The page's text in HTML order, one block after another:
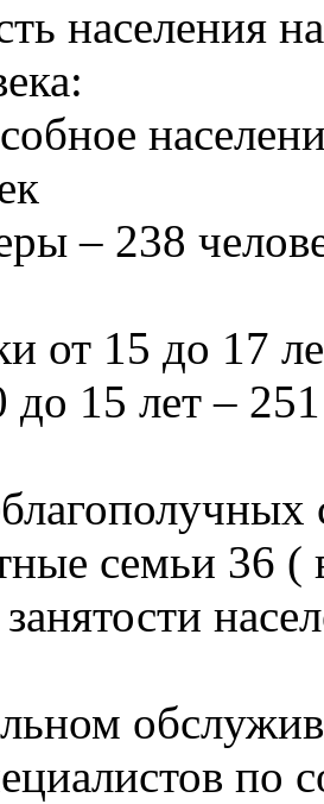
населения
– 238
от 15 до 17
до 15 лет –
семьи 36 (
по